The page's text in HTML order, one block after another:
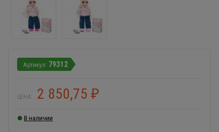
79312
ЦЕНА: 2 850,75 ₽
В наличии